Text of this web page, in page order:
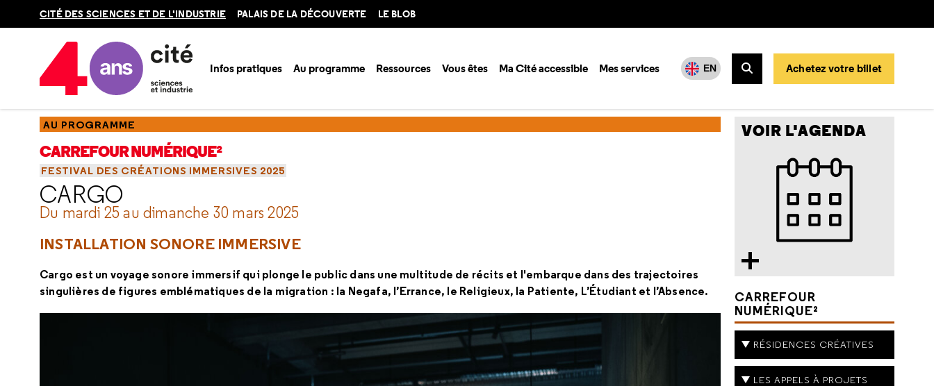
CITÉ DES SCIENCES ET DE L'INDUSTRIE PALAIS DE LA DÉCOUVERTE LE BLOB
Infos pratiques Au programme Ressources Vous êtes Ma Cité accessible Mes services EN
Rechercher
Achetez votre billet
Accueil Au programme
AU PROGRAMME
CARREFOUR NUMÉRIQUE²
FESTIVAL DES CRÉATIONS IMMERSIVES 2025
CARGO
Du mardi 25 au dimanche 30 mars 2025
INSTALLATION SONORE IMMERSIVE
Cargo est un voyage sonore immersif qui plonge le public dans une multitude de récits et l'embarque dans des trajectoires
singulières de figures emblématiques de la migration : la Negafa, l’Errance, le Religieux, la Patiente, L’Étudiant et l’Absence.
VOIR L'AGENDA
CARREFOUR
NUMÉRIQUE²
RÉSIDENCES CRÉATIVES
LES APPELS À PROJETS